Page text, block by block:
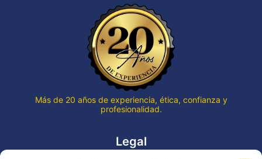
Más de 20 años de experiencia, ética, confianza y
profesionalidad.
Legal